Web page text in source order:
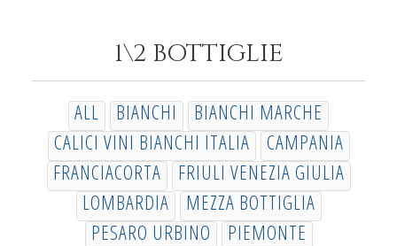
1\2 BOTTIGLIE
ALL BIANCHI
BIANCHI MARCHE
CALICI VINI BIANCHI ITALIA
CAMPANIA
FRANCIACORTA
FRIULI VENEZIA GIULIA
LOMBARDIA
MEZZA BOTTIGLIA
PESARO URBINO
PIEMONTE